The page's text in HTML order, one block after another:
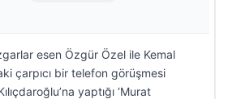
esen Özgür Özel ile Kemal
çarpıcı bir telefon görüşmesi
yaptığı ‘Murat